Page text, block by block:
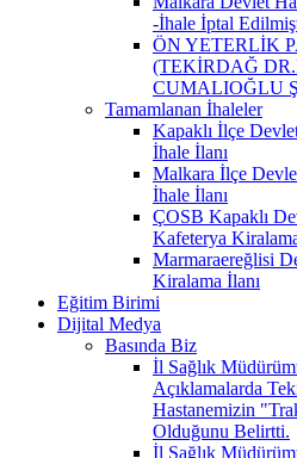
-İhale İptal
ÖN YETERLİK
(TEKİRDAĞ
CUMALIOĞLU
Tamamlanan İhaleler
Kapaklı İlçe
İhale İlanı
Malkara İlçe
İhale İlanı
ÇOSB Kapaklı
Kafeterya
Marmaraereğlisi
Kiralama İlanı
Eğitim Birimi
Dijital Medya
Basında Biz
İl Sağlık
Açıklamalarda
Hastanemizin
Olduğunu Belirtti.
İl Sağlık